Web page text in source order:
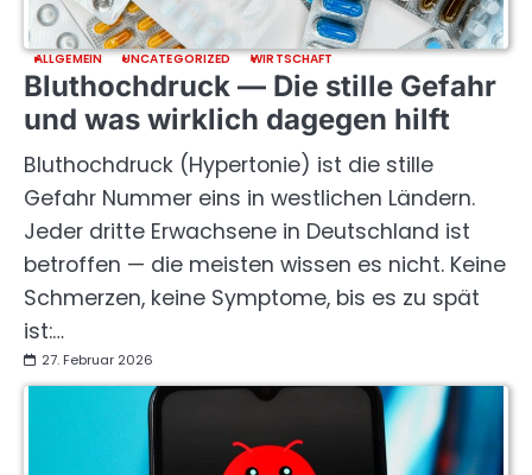
ALLGEMEIN UNCATEGORIZED WIRTSCHAFT
Bluthochdruck — Die stille Gefahr
und was wirklich dagegen hilft
Bluthochdruck (Hypertonie) ist die stille
Gefahr Nummer eins in westlichen Ländern.
Jeder dritte Erwachsene in Deutschland ist
betroffen — die meisten wissen es nicht. Keine
Schmerzen, keine Symptome, bis es zu spät
ist:…
27. Februar 2026